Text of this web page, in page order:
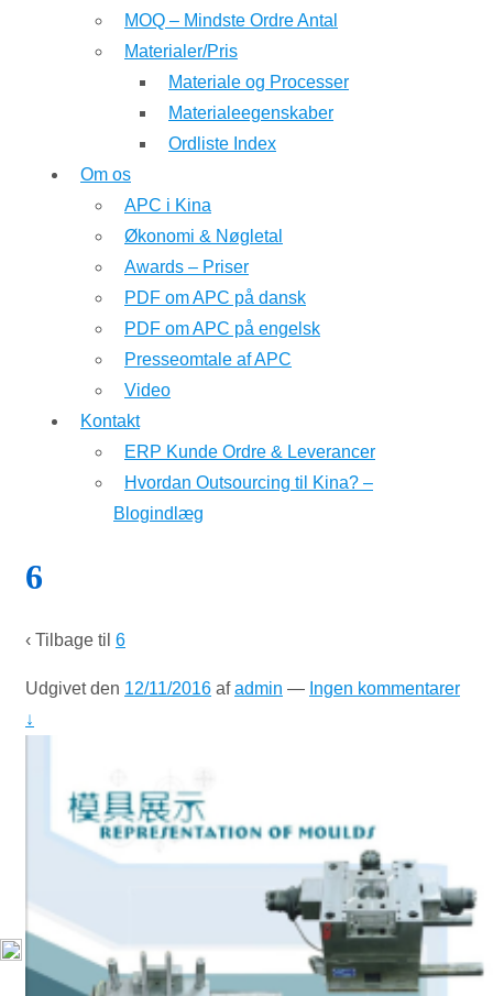
MOQ – Mindste Ordre Antal
Materialer/Pris
Materiale og Processer
Materialeegenskaber
Ordliste Index
Om os
APC i Kina
Økonomi & Nøgletal
Awards – Priser
PDF om APC på dansk
PDF om APC på engelsk
Presseomtale af APC
Video
Kontakt
ERP Kunde Ordre & Leverancer
Hvordan Outsourcing til Kina? –
Blogindlæg
6
‹ Tilbage til 6
Udgivet den 12/11/2016 afadmin — Ingen kommentarer
↓